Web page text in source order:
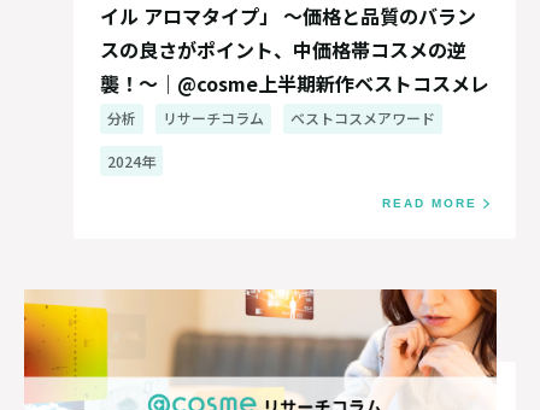
イル アロマタイプ」 ～価格と品質のバラン
スの良さがポイント、中価格帯コスメの逆
襲！～｜@cosme上半期新作ベストコスメレ
ポート2024
分析 リサーチコラム ベストコスメアワード
2024年
READ MORE